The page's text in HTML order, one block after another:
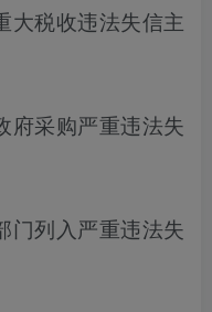
大税收违法失信主
府采购严重违法失
门列入严重违法失